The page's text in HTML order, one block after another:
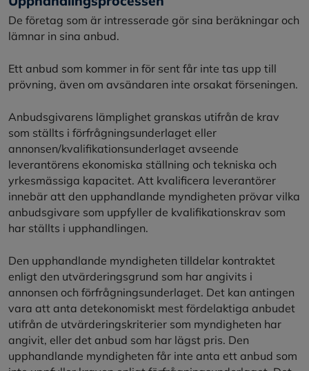
De företag som är intresserade gör sina beräkningar och
lämnar in sina anbud.
Ett anbud som kommer in för sent får inte tas upp till
prövning, även om avsändaren inte orsakat förseningen.
Anbudsgivarens lämplighet granskas utifrån de krav
som ställts i förfrågningsunderlaget eller
annonsen/kvalifikationsunderlaget avseende
leverantörens ekonomiska ställning och tekniska och
yrkesmässiga kapacitet. Att kvalificera leverantörer
innebär att den upphandlande myndigheten prövar vilka
anbudsgivare som uppfyller de kvalifikationskrav som
har ställts i upphandlingen.
Den upphandlande myndigheten tilldelar kontraktet
enligt den utvärderingsgrund som har angivits i
annonsen och förfrågningsunderlaget. Det kan antingen
vara att anta detekonomiskt mest fördelaktiga anbudet
utifrån de utvärderingskriterier som myndigheten har
angivit, eller det anbud som har lägst pris. Den
upphandlande myndigheten får inte anta ett anbud som